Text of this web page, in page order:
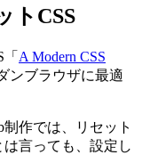
トCSS
A Modern CSS
ンブラウザに最適
作では、リセット
言っても、設定し